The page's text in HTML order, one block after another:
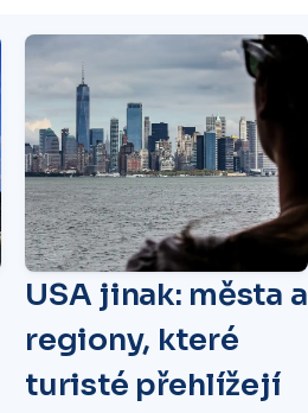
USA jinak: města a
regiony, které
turisté přehlížejí